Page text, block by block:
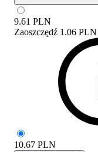
9.61 PLN
Zaoszczędź 1.06 PLN
10.67 PLN